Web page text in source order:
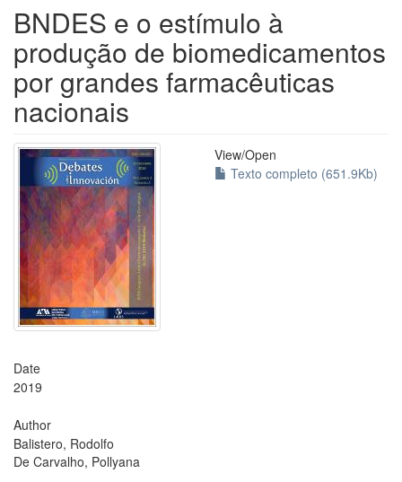
BNDES e o estímulo à
produção de biomedicamentos
por grandes farmacêuticas
nacionais
View/Open
Texto completo (651.9Kb)
Date
2019
Author
Balistero, Rodolfo
De Carvalho, Pollyana